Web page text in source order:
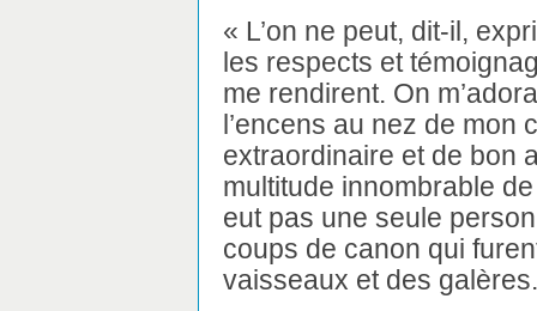
« L’on ne peut, dit-il,
les respects et
me rendirent. On
l’encens au nez de mon
extraordinaire et de bon
multitude innombrable
eut pas une seule
coups de canon qui
vaisseaux et des